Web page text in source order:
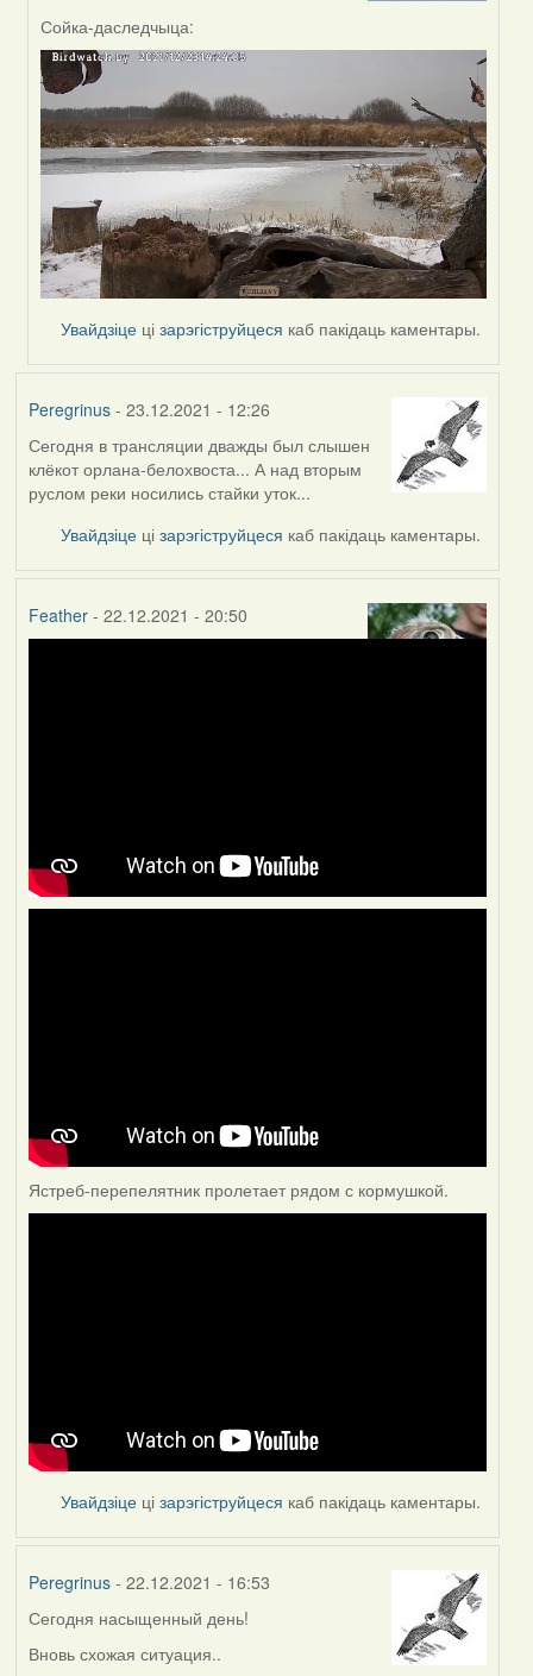
Peregrinus
Сойка-даследчыца:
Увайдзіце цізарэгіструйцеся каб пакідаць каментары.
Peregrinus- 23.12.2021 - 12:26
Сегодня в трансляции дважды был слышен
клёкот орлана-белохвоста... А над вторым
руслом реки носились стайки уток...
Увайдзіце цізарэгіструйцеся каб пакідаць каментары.
Feather- 22.12.2021 - 20:50
Ястреб-перепелятник пролетает рядом с кормушкой.
Увайдзіце цізарэгіструйцеся каб пакідаць каментары.
Peregrinus- 22.12.2021 - 16:53
Сегодня насыщенный день!
Вновь схожая ситуация..